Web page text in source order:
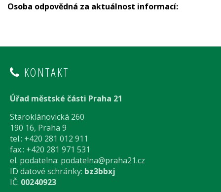
Osoba odpovědná za aktuálnost informací:
KONTAKT
Úřad městské části Praha 21
Staroklánovická 260
190 16, Praha 9
tel.: +420 281 012 911
fax.: +420 281 971 531
el. podatelna: podatelna@praha21.cz
ID datové schránky: bz3bbxj
IČ: 00240923